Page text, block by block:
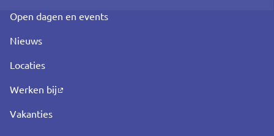
Open dagen en events
Nieuws
Locaties
Werken bij
Vakanties